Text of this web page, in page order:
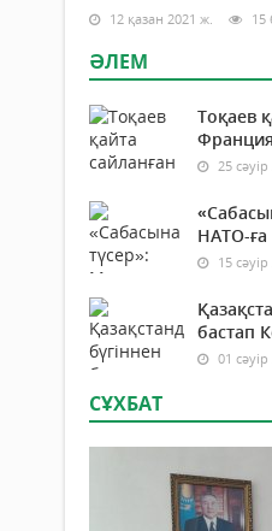
12 қазан 2021 ж. 15
ӘЛЕМ
Тоқаев
25
НАТО-
15
бастап
01
СҰХБАТ